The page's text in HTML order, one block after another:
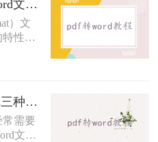
转
电脑上如何把pdf转换成word文档？试试这三个实用方法！
）文
性而
们可
文
上将
怎么将pdf转成word？教你三种方法转换！
需要
文